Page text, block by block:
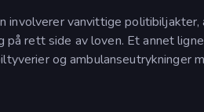
involverer vanvittige
rett side av loven. Et annet
og ambulanseutrykninger